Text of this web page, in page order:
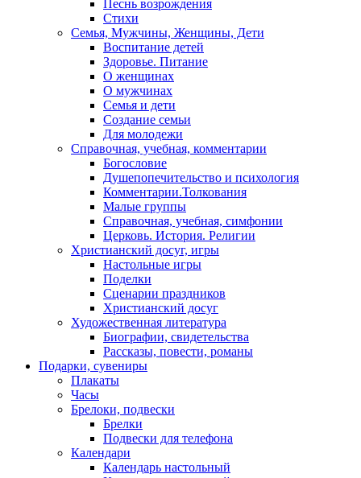
Песнь возрождения
Стихи
Семья, Мужчины, Женщины, Дети
Воспитание детей
Здоровье. Питание
О женщинах
О мужчинах
Семья и дети
Создание семьи
Для молодежи
Справочная, учебная, комментарии
Богословие
Душепопечительство и психология
Комментарии.Толкования
Малые группы
Справочная, учебная, симфонии
Церковь. История. Религии
Христианский досуг, игры
Настольные игры
Поделки
Сценарии праздников
Христианский досуг
Художественная литература
Биографии, свидетельства
Рассказы, повести, романы
Подарки, сувениры
Плакаты
Часы
Брелоки, подвески
Брелки
Подвески для телефона
Календари
Календарь настольный